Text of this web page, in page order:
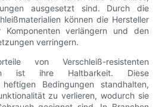
ausgesetzt sind. Durch die
können die Hersteller
Komponenten verlängern und den
verringern.
von Verschleiß-resistenten
ist ihre Haltbarkeit. Diese
Bedingungen standhalten,
zu verlieren, wodurch sie